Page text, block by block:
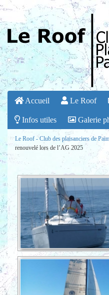
Accueil Le Roof
Infos utiles Galerie
Le Roof - Club des plaisanciers de
renouvelé lors de l’AG 2025